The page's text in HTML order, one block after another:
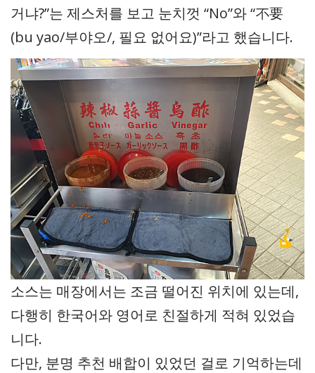
거냐?”는 제스처를 보고 눈치껏 “No”와 “不要
(bu yao/부야오/, 필요 없어요)”라고 했습니다.
소스는 매장에서는 조금 떨어진 위치에 있는데,
다행히 한국어와 영어로 친절하게 적혀 있었습
니다.
다만, 분명 추천 배합이 있었던 걸로 기억하는데